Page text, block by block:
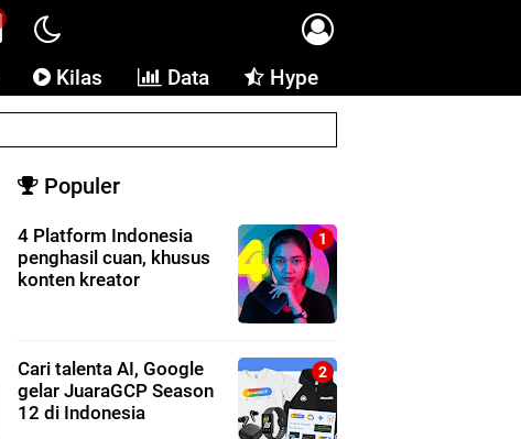
Kilas Data Hype
Populer
4 Platform Indonesia
penghasil cuan, khusus
konten kreator
Cari talenta AI, Google
gelar JuaraGCP Season
12 di Indonesia